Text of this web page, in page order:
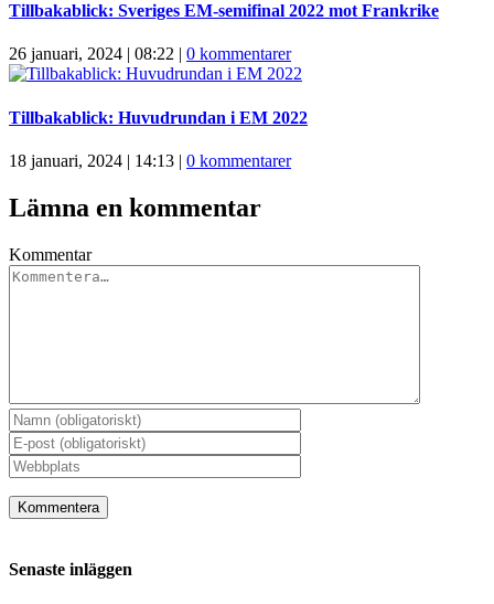
Tillbakablick: Sveriges EM-semifinal 2022 mot Frankrike
26 januari, 2024 | 08:22 | 0 kommentarer
Tillbakablick: Huvudrundan i EM 2022
18 januari, 2024 | 14:13 | 0 kommentarer
Lämna en kommentar
Kommentar
Senaste inläggen